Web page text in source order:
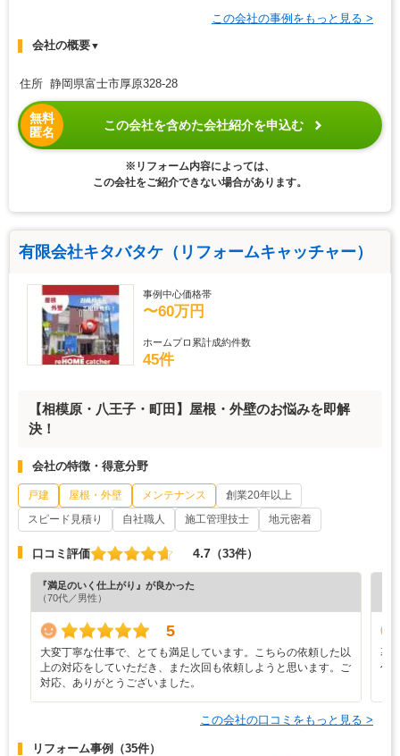
この会社の事例をもっと見る >
会社の概要▼
住所 静岡県富士市厚原328-28
無料
匿名
この会社を含めた会社紹介を申込む
※リフォーム内容によっては、
この会社をご紹介できない場合があります。
有限会社キタバタケ（リフォームキャッチャー）
事例中心価格帯
〜60万円
ホームプロ累計成約件数
45件
【相模原・八王子・町田】屋根・外壁のお悩みを即解
決！
会社の特徴・得意分野
戸建 屋根・外壁 メンテナンス
創業20年以上
スピード見積り
自社職人 施工管理技士 地元密着
口コミ評価 4.7 （33件）
『満足のいく仕上がり』が良かった
（70代／男性）
5
大変丁寧な仕事で、とても満足しています。こちらの依頼した以
上の対応をしていただき、また次回も依頼しようと思います。ご
対応、ありがとうございました。
幕
併
この会社の口コミをもっと見る >
リフォーム事例 （35件）